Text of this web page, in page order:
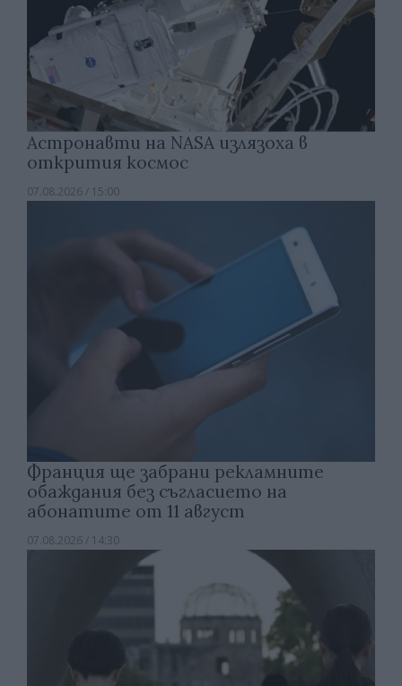
Астронавти на NASA излязоха в
открития космос
07.08.2026 / 15:00
Франция ще забрани рекламните
обаждания без съгласието на
абонатите от 11 август
07.08.2026 / 14:30